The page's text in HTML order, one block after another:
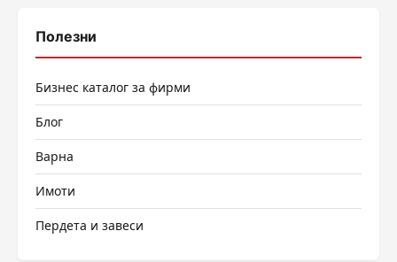
Полезни
Бизнес каталог за фирми
Блог
Варна
Имоти
Пердета и завеси